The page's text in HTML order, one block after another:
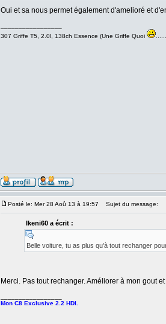
Oui et sa nous permet également d'amelioré et
307 Griffe T5, 2.0l, 138ch Essence (Une Griffe Quoi
Posté le: Mer 28 Aoû 13 à 19:57 Sujet du message:
Ikeni60 a écrit :
Belle voiture, tu as plus qu'à tout rechanger
Merci. Pas tout rechanger. Améliorer à mon gout
Mon C8 Exclusive 2.2 HDI.